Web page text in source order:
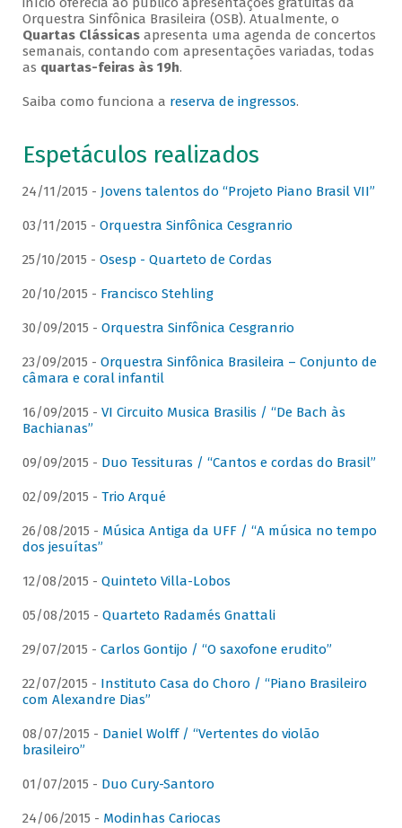
Orquestra Sinfônica Brasileira (OSB). Atualmente, o
Quartas Clássicasapresenta uma agenda de concertos
semanais, contando com apresentações variadas, todas
as quartas-feiras às 19h.
Saiba como funciona a reserva de ingressos.
Espetáculos realizados
24/11/2015 - Jovens talentos do “Projeto Piano Brasil VII”
03/11/2015 - Orquestra Sinfônica Cesgranrio
25/10/2015 - Osesp - Quarteto de Cordas
20/10/2015 - Francisco Stehling
30/09/2015 - Orquestra Sinfônica Cesgranrio
23/09/2015 - Orquestra Sinfônica Brasileira – Conjunto de
câmara e coral infantil
16/09/2015 - VI Circuito Musica Brasilis / “De Bach às
Bachianas”
09/09/2015 - Duo Tessituras / “Cantos e cordas do Brasil”
02/09/2015 - Trio Arqué
26/08/2015 - Música Antiga da UFF / “A música no tempo
dos jesuítas”
12/08/2015 - Quinteto Villa-Lobos
05/08/2015 - Quarteto Radamés Gnattali
29/07/2015 - Carlos Gontijo / “O saxofone erudito”
22/07/2015 - Instituto Casa do Choro / “Piano Brasileiro
com Alexandre Dias”
08/07/2015 - Daniel Wolff / “Vertentes do violão
brasileiro”
01/07/2015 - Duo Cury-Santoro
24/06/2015 - Modinhas Cariocas